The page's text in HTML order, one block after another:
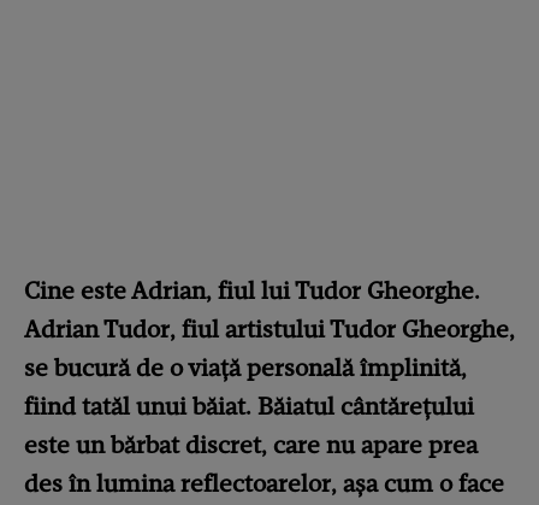
Cine este Adrian, fiul lui Tudor Gheorghe.
Adrian Tudor, fiul artistului Tudor Gheorghe,
se bucură de o viață personală împlinită,
fiind tatăl unui băiat. Băiatul cântărețului
este un bărbat discret, care nu apare prea
des în lumina reflectoarelor, așa cum o face